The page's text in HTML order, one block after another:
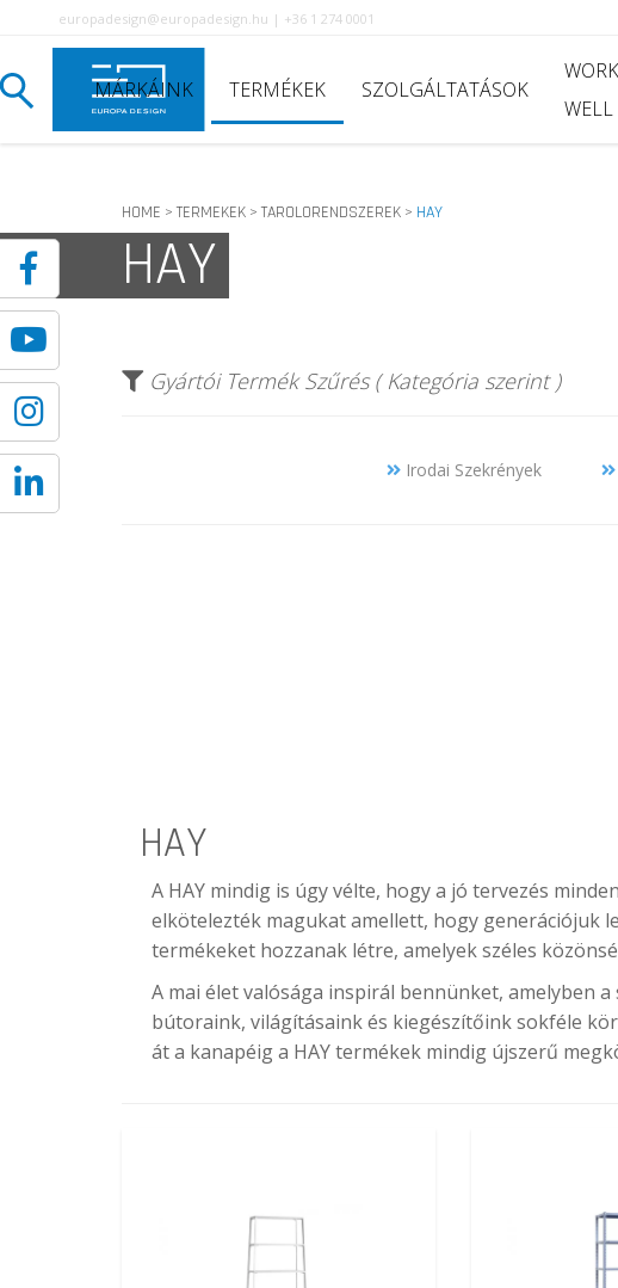
europadesign@europadesign.hu | +36 1 274 0001
MÁRKÁINK TERMÉKEK SZOLGÁLTATÁSOK
WELL
HOME > TERMEKEK > TAROLORENDSZEREK > HAY
HAY
Gyártói Termék Szűrés ( Kategória szerint )
Irodai Szekrények
HAY
A HAY mindig is úgy vélte, hogy a jó tervezés
elkötelezték magukat amellett, hogy generációjuk
termékeket hozzanak létre, amelyek széles
A mai élet valósága inspirál bennünket, amelyben
bútoraink, világításaink és kiegészítőink sokféle
át a kanapéig a HAY termékek mindig újszerű